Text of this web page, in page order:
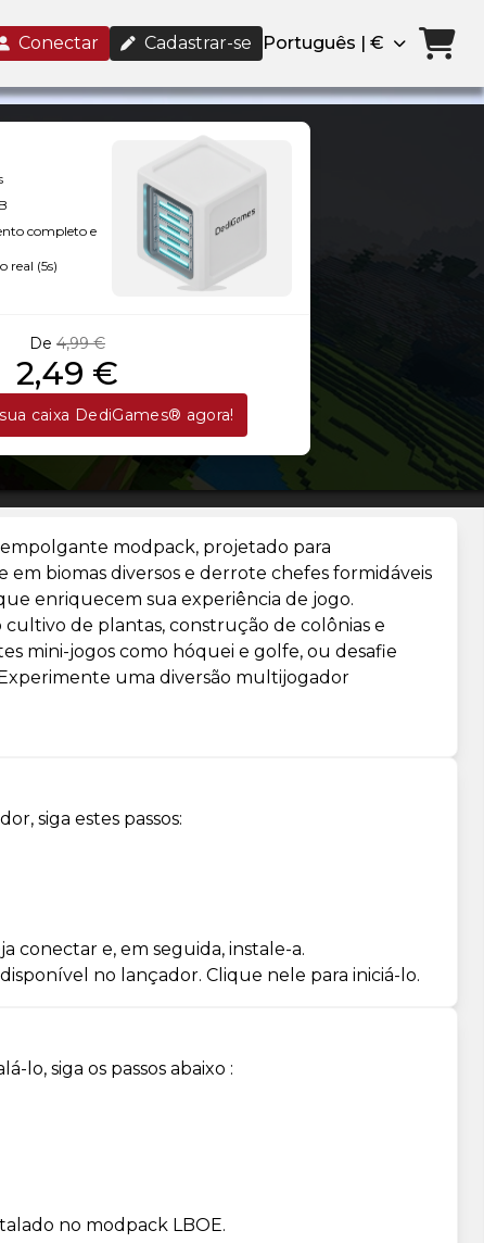
Conectar Cadastrar-se Português | €
completo e
real (5s)
De 4,99 €
2,49 €
caixa DediGames® agora!
modpack, projetado para
biomas diversos e derrote chefes formidáveis
enriquecem sua experiência de jogo.
de plantas, construção de colônias e
mini-jogos como hóquei e golfe, ou desafie
uma diversão multijogador
siga estes passos:
conectar e, em seguida, instale-a.
no lançador. Clique nele para iniciá-lo.
lo, siga os passos abaixo :
no modpack LBOE.